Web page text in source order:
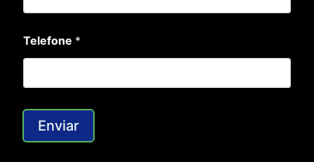
m
d
a
Telefone *
Enviar